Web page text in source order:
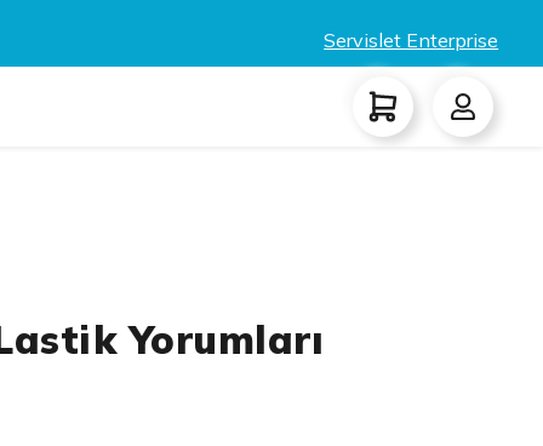
Servislet Enterprise
Yorumları